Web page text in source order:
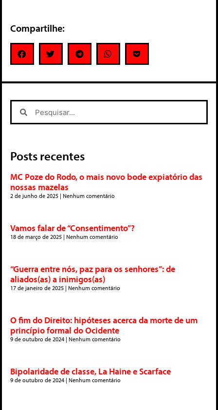
Compartilhe:
Posts recentes
MC Poze do Rodo, o mais novo bode expiatório das
nossas mazelas
2 de junho de 2025 Nenhum comentário
Vamos falar de “Consentimento”?
18 de março de 2025 Nenhum comentário
“Guerra entre nós, paz para os senhores”: de
aliados(as) a inimigos(as)
17 de janeiro de 2025 Nenhum comentário
O fim do Direito: hipóteses acerca da morte de um
princípio formal do Ocidente
9 de outubro de 2024 Nenhum comentário
Bipolaridade de classe, La Haine e Scarface
9 de outubro de 2024 Nenhum comentário